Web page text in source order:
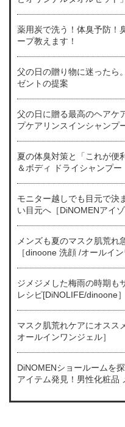
薬用炭で洗う！体臭予防！
ープ教えます！
父の日の贈り物に迷ったら
ゼントの提案
父の日に贈る最高のヘアケ
プケアリンスインシャンプ
夏の体臭対策と「これが便
＆ボディ ドライシャンプー
モニター越しでも目元で決
い目元へ［DiNOMENアイ
メンズも夏のマスク肌荒れ
［dinoone 洗顔 /オールイン
ジメジメした梅雨の時期も
レシピ[DiNOLIFE/dinoone］
マスク肌荒れケアにオスス
オールインワンジェル］
DiNOMENショールームを
アイテム発見！男性化粧品